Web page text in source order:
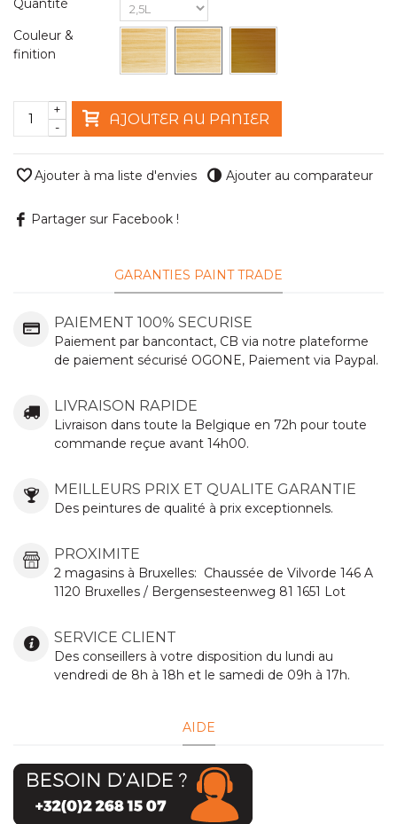
Quantité
Couleur &
finition
-
+ AJOUTER AU PANIER
Ajouter à ma liste d'envies Ajouter au comparateur
Partager sur Facebook !
GARANTIES PAINT TRADE
PAIEMENT 100% SECURISE
Paiement par bancontact, CB via notre plateforme
de paiement sécurisé OGONE, Paiement via Paypal.
LIVRAISON RAPIDE
Livraison dans toute la Belgique en 72h pour toute
commande reçue avant 14h00.
MEILLEURS PRIX ET QUALITE GARANTIE
Des peintures de qualité à prix exceptionnels.
PROXIMITE
2 magasins à Bruxelles: Chaussée de Vilvorde 146 A
1120 Bruxelles / Bergensesteenweg 81 1651 Lot
SERVICE CLIENT
Des conseillers à votre disposition du lundi au
vendredi de 8h à 18h et le samedi de 09h à 17h.
AIDE